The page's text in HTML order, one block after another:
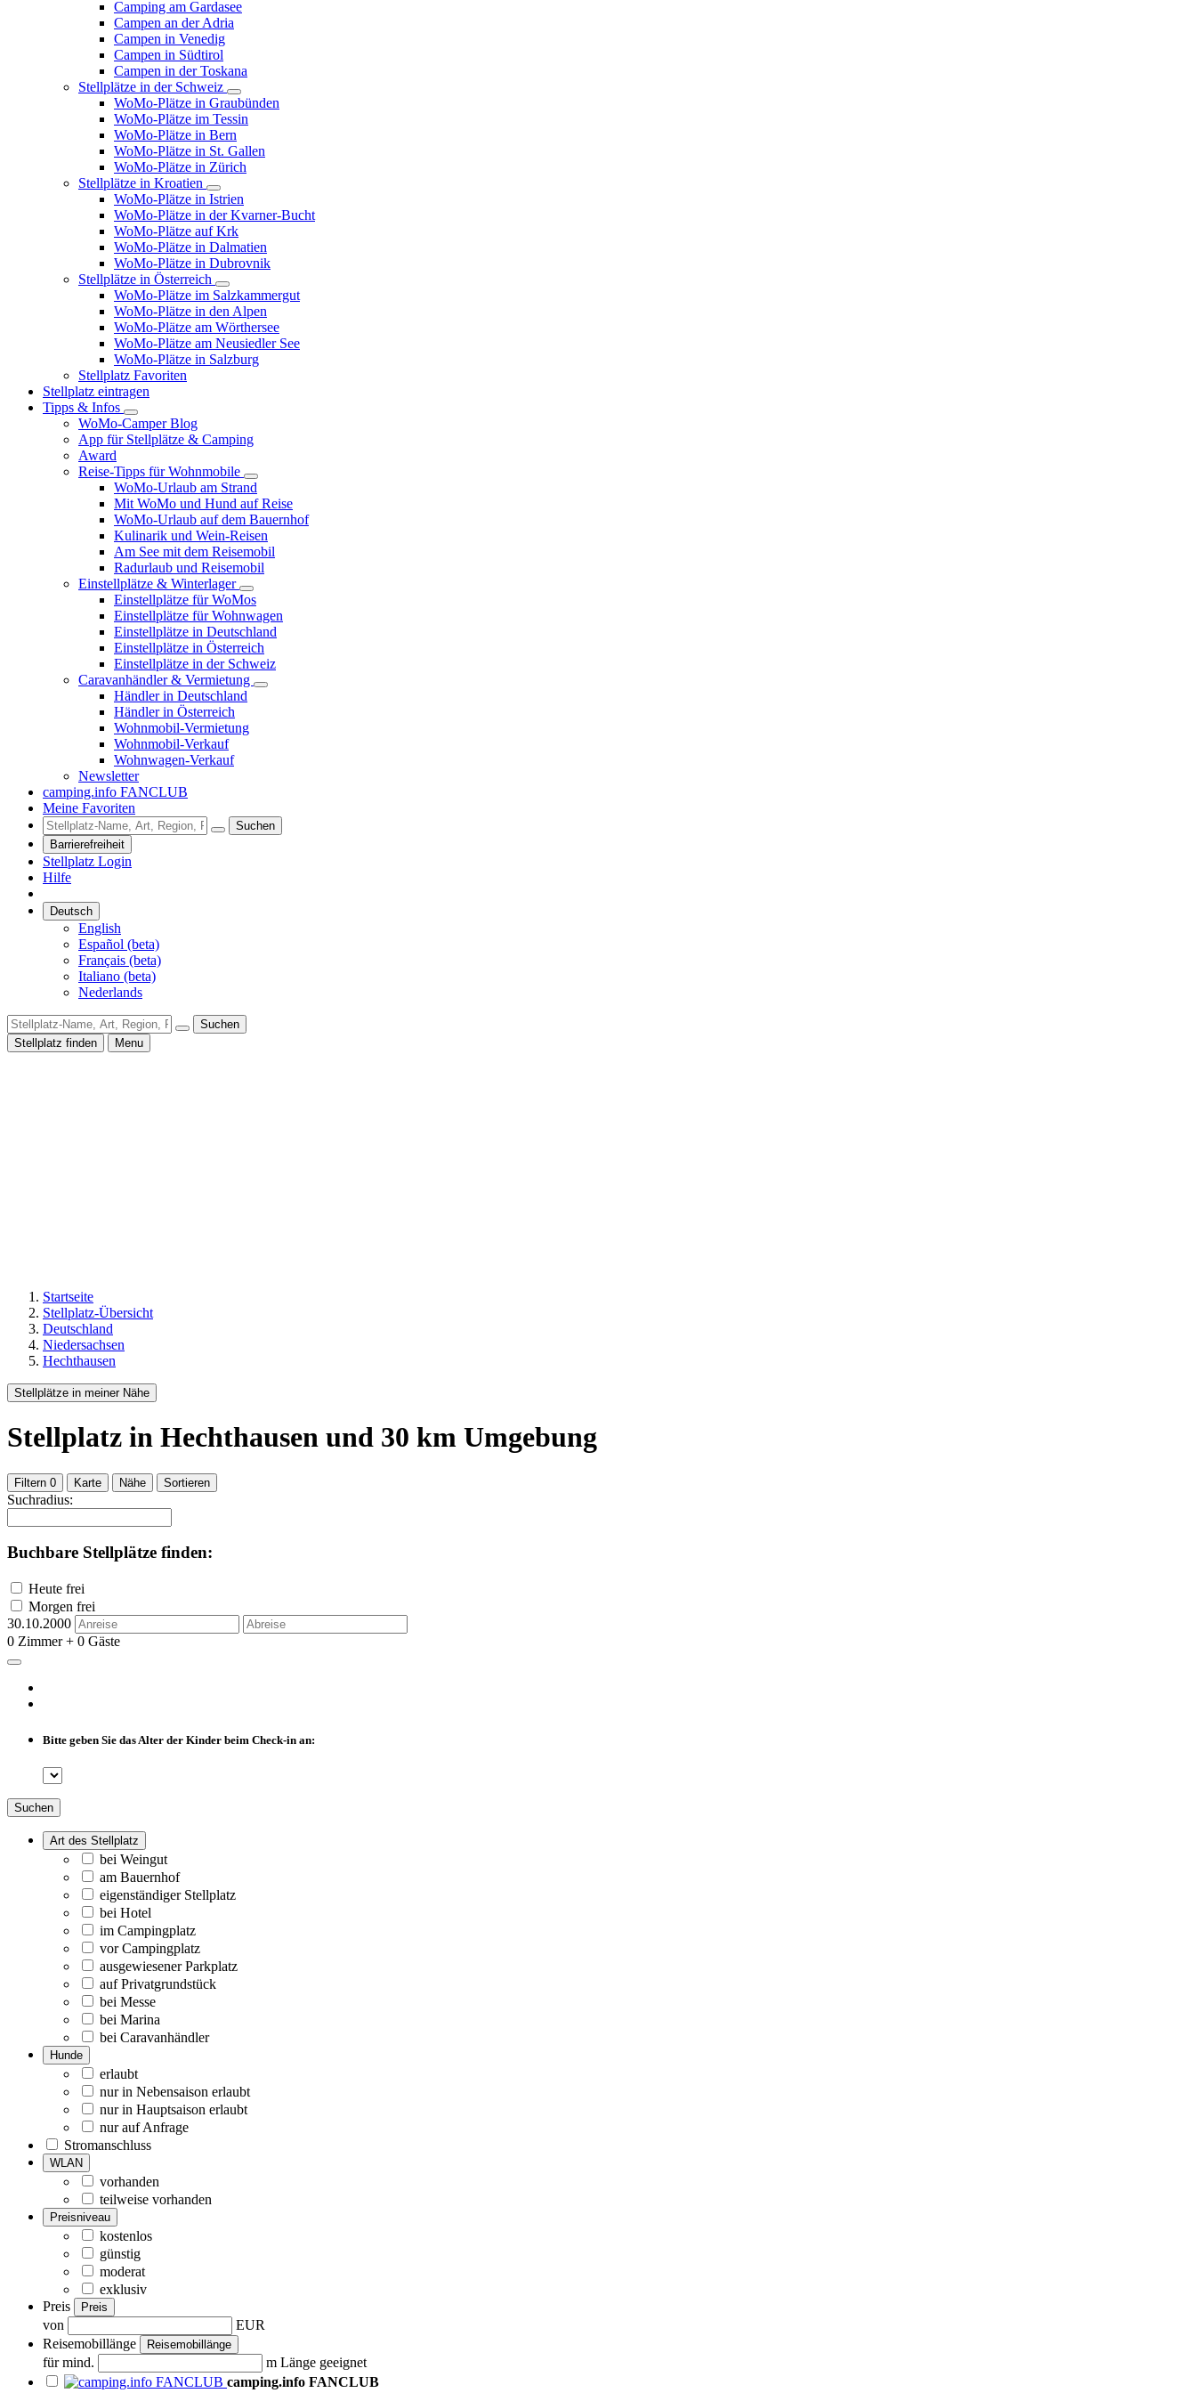
Camping am Gardasee
Campen an der Adria
Campen in Venedig
Campen in Südtirol
Campen in der Toskana
Stellplätze in der Schweiz
WoMo-Plätze in Graubünden
WoMo-Plätze im Tessin
WoMo-Plätze in Bern
WoMo-Plätze in St. Gallen
WoMo-Plätze in Zürich
Stellplätze in Kroatien
WoMo-Plätze in Istrien
WoMo-Plätze in der Kvarner-Bucht
WoMo-Plätze auf Krk
WoMo-Plätze in Dalmatien
WoMo-Plätze in Dubrovnik
Stellplätze in Österreich
WoMo-Plätze im Salzkammergut
WoMo-Plätze in den Alpen
WoMo-Plätze am Wörthersee
WoMo-Plätze am Neusiedler See
WoMo-Plätze in Salzburg
Stellplatz Favoriten
Stellplatz eintragen
Tipps & Infos
WoMo-Camper Blog
App für Stellplätze & Camping
Award
Reise-Tipps für Wohnmobile
WoMo-Urlaub am Strand
Mit WoMo und Hund auf Reise
WoMo-Urlaub auf dem Bauernhof
Kulinarik und Wein-Reisen
Am See mit dem Reisemobil
Radurlaub und Reisemobil
Einstellplätze & Winterlager
Einstellplätze für WoMos
Einstellplätze für Wohnwagen
Einstellplätze in Deutschland
Einstellplätze in Österreich
Einstellplätze in der Schweiz
Caravanhändler & Vermietung
Händler in Deutschland
Händler in Österreich
Wohnmobil-Vermietung
Wohnmobil-Verkauf
Wohnwagen-Verkauf
Newsletter
camping.info FANCLUB
Meine Favoriten
Suchen
Barrierefreiheit
Stellplatz Login
Hilfe
Deutsch
English
Español (beta)
Français (beta)
Italiano (beta)
Nederlands
Suchen
Stellplatz finden
Menu
Startseite
Stellplatz-Übersicht
Deutschland
Niedersachsen
Hechthausen
Stellplätze in meiner Nähe
Stellplatz in Hechthausen und 30 km Umgebung
Filtern 0 Karte Nähe Sortieren
Suchradius:
Buchbare Stellplätze finden:
Heute frei
Morgen frei
30.10.2000
0 Zimmer + 0 Gäste
Bitte geben Sie das Alter der Kinder beim Check-in an:
Suchen
Art des Stellplatz
bei Weingut
am Bauernhof
eigenständiger Stellplatz
bei Hotel
im Campingplatz
vor Campingplatz
ausgewiesener Parkplatz
auf Privatgrundstück
bei Messe
bei Marina
bei Caravanhändler
Hunde
erlaubt
nur in Nebensaison erlaubt
nur in Hauptsaison erlaubt
nur auf Anfrage
Stromanschluss
WLAN
vorhanden
teilweise vorhanden
Preisniveau
kostenlos
günstig
moderat
exklusiv
Preis
Preis
von
EUR
Reisemobillänge
Reisemobillänge
für mind.
m Länge geeignet
camping.info FANCLUB